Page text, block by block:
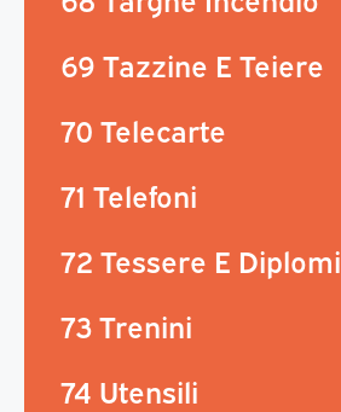
69 Tazzine E Teiere
70 Telecarte
71 Telefoni
72 Tessere E Diplomi
73 Trenini
74 Utensili